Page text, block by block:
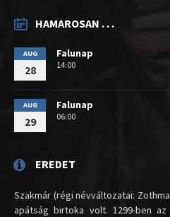
HAMAROSAN . . .
AUG
28
Falunap
14:00
AUG
29
Falunap
06:00
EREDET
Szakmár (régi névváltozatai:
apátság birtoka volt. 1299-ben